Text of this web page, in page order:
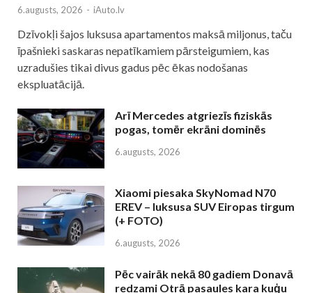
6.augusts, 2026 - iAuto.lv
Dzīvokļi šajos luksusa apartamentos maksā miljonus, taču
īpašnieki saskaras nepatīkamiem pārsteigumiem, kas
uzradušies tikai divus gadus pēc ēkas nodošanas
ekspluatācijā.
Arī Mercedes atgriezīs fiziskās
pogas, tomēr ekrāni dominēs
6.augusts, 2026
Xiaomi piesaka SkyNomad N70
EREV – luksusa SUV Eiropas tirgum
(+ FOTO)
6.augusts, 2026
Pēc vairāk nekā 80 gadiem Donavā
redzami Otrā pasaules kara kuģu